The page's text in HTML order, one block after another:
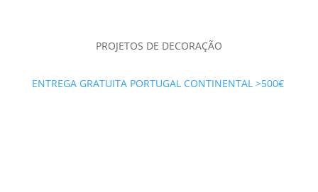
PROJETOS DE DECORAÇÃO
ENTREGA GRATUITA PORTUGAL CONTINENTAL >500€